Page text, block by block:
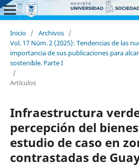
Inicio / Archivos /
Vol. 17 Núm. 2 (2025): Tendencias de las
importancia de sus publicaciones para
sostenible. Parte I
/
Artículos
Infraestructura
percepción del
estudio de caso en
contrastadas de